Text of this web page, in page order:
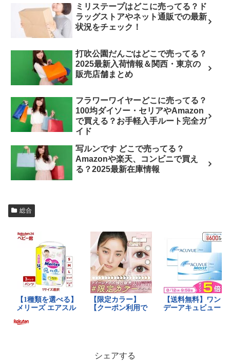
ミリステープはどこに売ってる？ド
ラッグストアやネット通販での最新
状況をチェック！
打吹公園だんごはどこで売ってる？
2025最新入荷情報＆関西・東京の
販売店舗まとめ
フラワーワイヤーどこに売ってる？
100均ダイソー・セリアやAmazon
で買える？お手軽入手ルート完全ガ
イド
写ルンです どこで売ってる？
Amazonや楽天、コンビニで買え
る？2025最新在庫情報
総合
シェアする